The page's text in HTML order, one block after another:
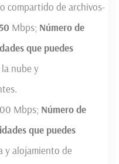
compartido de archivos-
Mbps; Número de
que puedes
nube y
Mbps; Número de
que puedes
y alojamiento de